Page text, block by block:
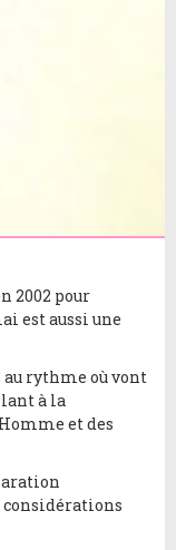
2002 pour
est aussi une
au rythme où vont
à la
et des